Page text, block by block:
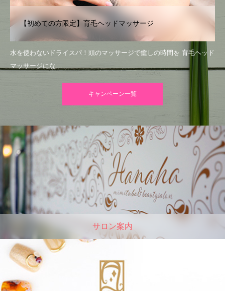
【初めての方限定】育毛ヘッドマッサージ
水を使わないドライスパ！頭のマッサージで癒しの時間を 育毛ヘッド
マッサージにな…
キャンペーン一覧
サロン案内